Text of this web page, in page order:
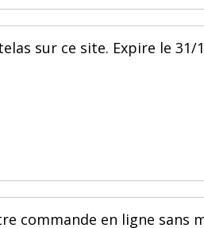
sur ce site. Expire le 31/
commande en ligne sans